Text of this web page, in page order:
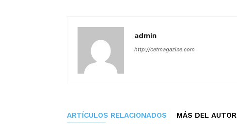
admin
http://cetmagazine.com
ARTÍCULOS RELACIONADOS MÁS DEL AUTOR